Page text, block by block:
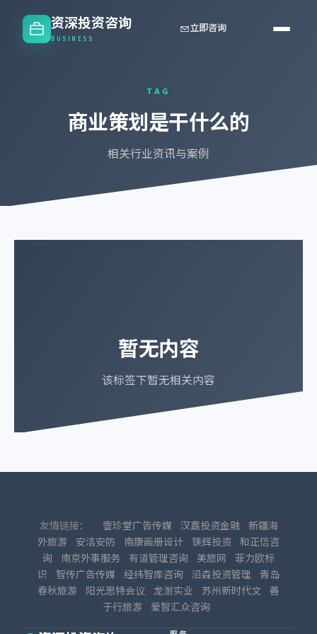
资深投资咨询
BUSINESS
立即咨询
TAG
商业策划是干什么的
相关行业资讯与案例
暂无内容
该标签下暂无相关内容
友情链接： 壹珍堂广告传媒 汉嘉投资金融
新疆海
外旅游
安洁安防 南康画册设计 镁辉投资 和正信咨
询
南京外事服务 有道管理咨询 美旅网
菲力欧标
识
智传广告传媒 经纬智库咨询 沿森投资管理
青岛
春秋旅游
阳光思特会议 龙澍实业 苏州新时代文 善
于行旅游
爱智汇众咨询